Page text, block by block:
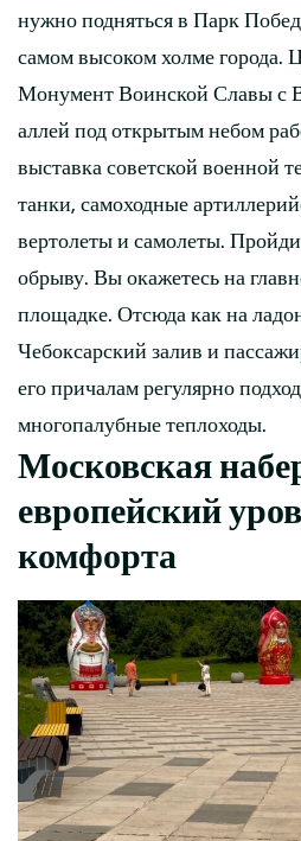
нужно подняться в Парк
самом высоком холме города.
Монумент Воинской Славы с
аллей под открытым небом
выставка советской военной
танки, самоходные
вертолеты и самолеты.
обрыву. Вы окажетесь на
площадке. Отсюда как на
Чебоксарский залив и
его причалам регулярно
многопалубные теплоходы.
Московская
европейский
комфорта